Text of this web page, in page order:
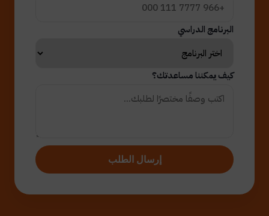
البرنامج الدراسي
كيف يمكننا مساعدتك؟
إرسال الطلب